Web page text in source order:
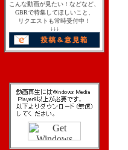
こんな動画が見たい！などなど、
GBRで特集してほしいこと、
リクエストも常時受付中！
↓↓↓